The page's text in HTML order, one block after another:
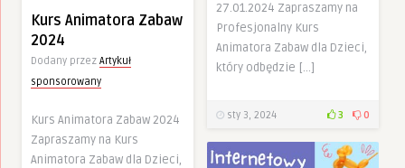
Kurs Animatora Zabaw
2024
Dodany przez Artykuł
sponsorowany
Kurs Animatora Zabaw 2024
Zapraszamy na Kurs
Animatora Zabaw dla Dzieci,
27.01.2024 Zapraszamy na
Profesjonalny Kurs
Animatora Zabaw dla Dzieci,
który odbędzie […]
sty 3, 2024 3 0